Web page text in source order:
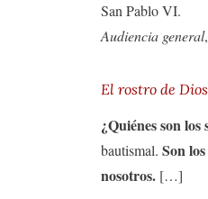
San Pablo VI.
Audiencia general
El rostro de
¿Quiénes son los
bautismal. Son
nosotros. […]